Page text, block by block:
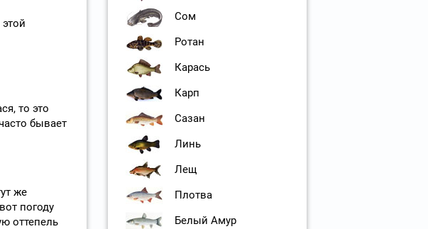
то это
бывает
же
погоду
оттепель
Сом
Ротан
Карась
Карп
Сазан
Линь
Лещ
Плотва
Белый Амур